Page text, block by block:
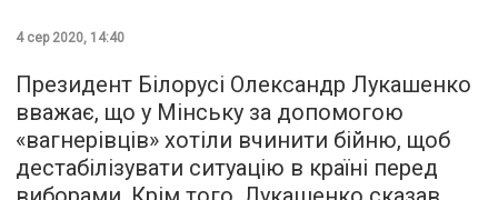
4 сер 2020, 14:40
Президент Білорусі Олександр Лукашенко
вважає, що у Мінську за допомогою
«вагнерівців» хотіли вчинити бійню, щоб
дестабілізувати ситуацію в країні перед